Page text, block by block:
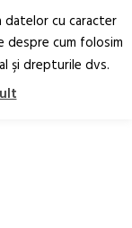
RO EN
datelor cu caracter
despre cum folosim
şi drepturile dvs.